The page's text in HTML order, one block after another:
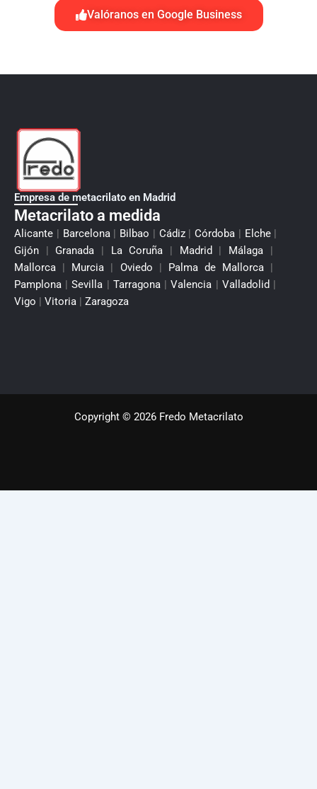
Valóranos en Google Business
Empresa de metacrilato en Madrid
Metacrilato a medida
Alicante | Barcelona | Bilbao | Cádiz | Córdoba | Elche |
Gijón | Granada | La Coruña | Madrid | Málaga |
Mallorca | Murcia | Oviedo | Palma de Mallorca |
Pamplona | Sevilla | Tarragona | Valencia | Valladolid |
Vigo | Vitoria | Zaragoza
Copyright © 2026 Fredo Metacrilato